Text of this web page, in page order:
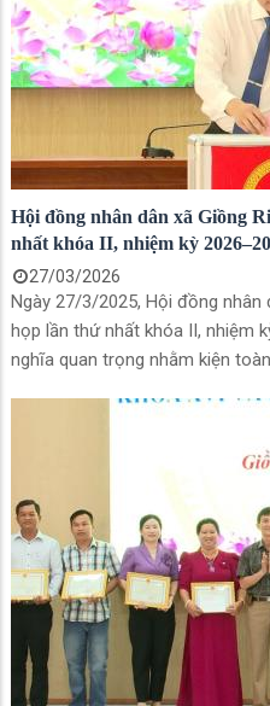
Hội đồng nhân dân xã Giồng
nhất khóa II, nhiệm kỳ
27/03/2026
Ngày 27/3/2025, Hội đồng nhân
họp lần thứ nhất khóa II, nhiệm
nghĩa quan trọng nhằm kiện
chí Trương Thanh Thúy - Tỉnh
Việt Nam tỉnh, Chủ tịch Hội Liên
Nguyễn Minh Trang - Bí thư
chí Triệu Thị Huyền Trân - Phó
tịch HĐND xã khóa I, đồng chí
Chủ tịch UBND xã khóa I, cùng
đại diện các ban, ngành, đoàn